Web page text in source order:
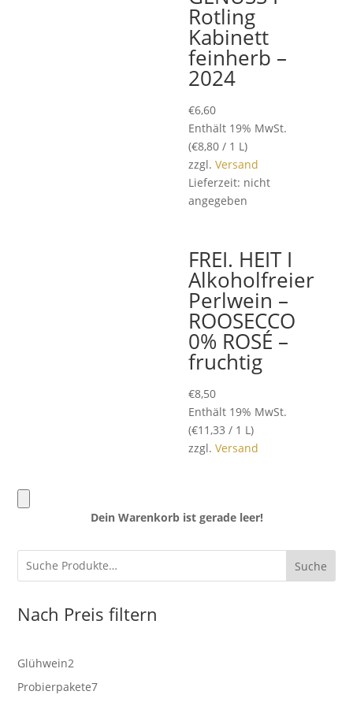
Rotling
Kabinett
feinherb –
2024
€6,60
Enthält 19% MwSt.
(€8,80 / 1 L)
zzgl. Versand
Lieferzeit: nicht
angegeben
FREI. HEIT I
Alkoholfreier
Perlwein –
ROOSECCO
0% ROSÉ –
fruchtig
€8,50
Enthält 19% MwSt.
(€11,33 / 1 L)
zzgl. Versand
Dein Warenkorb ist gerade leer!
Suche
Nach Preis filtern
Glühwein2
Produkte
Probierpakete77